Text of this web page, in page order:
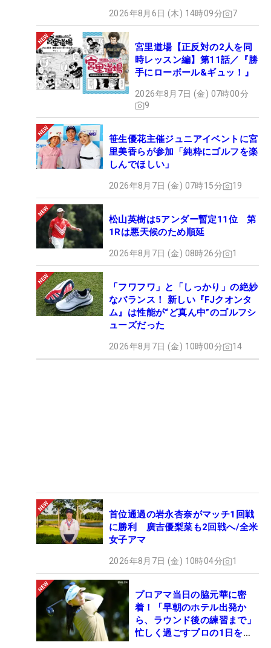
2026年8月6日 (木) 14時09分 7
宮里道場【正反対の2人を同
時レッスン編】第11話／『勝
手にローボール&ギュッ！』
2026年8月7日 (金) 07時00分
9
笹生優花主催ジュニアイベントに宮
里美香らが参加「純粋にゴルフを楽
しんでほしい」
2026年8月7日 (金) 07時15分 19
松山英樹は5アンダー暫定11位 第
1Rは悪天候のため順延
2026年8月7日 (金) 08時26分 1
「フワフワ」と「しっかり」の絶妙
なバランス！ 新しい『FJクオンタ
ム』は性能が“ど真ん中”のゴルフシ
ューズだった
2026年8月7日 (金) 10時00分 14
首位通過の岩永杏奈がマッチ1回戦
に勝利 廣吉優梨菜も2回戦へ/全米
女子アマ
2026年8月7日 (金) 10時04分 1
プロアマ当日の脇元華に密
着！「早朝のホテル出発か
ら、ラウンド後の練習まで」
忙しく過ごすプロの1日を公